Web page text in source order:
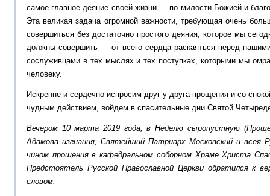
самое главное деяние своей жизни — по милости Божией и
Эта великая задача огромной важности, требующая очень
совершиться без достаточно простого деяния, которое мы
должны совершить — от всего сердца раскаяться перед
сослуживцами в тех мыслях и тех поступках, которыми мы
человеку.
Искренне и сердечно испросим друг у друга прощения и со
чудным действием, войдем в спасительные дни Святой
Вечером 10 марта 2019 года, в Неделю сыропустную
Адамова изгнания, Святейший Патриарх Московский и всея
чином прощения в кафедральном соборном Храме Христа
Предстоятель Русской Православной Церкви обратился к
словом.